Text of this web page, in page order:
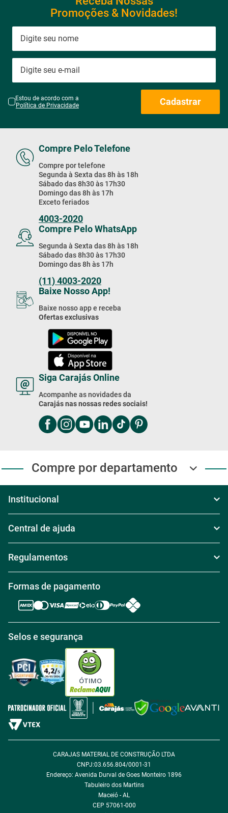
Promoções & Novidades!
Estou de acordo com a
Política de Privacidade
Cadastrar
Compre Pelo Telefone
Compre por telefone
Segunda à Sexta das 8h às 18h
Sábado das 8h30 às 17h30
Domingo das 8h às 17h
Exceto feriados
4003-2020
Compre Pelo WhatsApp
Segunda à Sexta das 8h às 18h
Sábado das 8h30 às 17h30
Domingo das 8h às 17h
(11) 4003-2020
Baixe Nosso App!
Baixe nosso app e receba
Ofertas exclusivas
Siga Carajás Online
Acompanhe as novidades da
Carajás nas nossas redes sociais!
Compre por departamento
Institucional
Televendas
Nossas Lojas
Trabalhe conosco
Central de atendimento
Central de ajuda
Política de Troca
Política de Reembolso
Política de Entrega
Política de Privacidade
Política de Cookie
Política de Desconto
Fale com encarregado de dados
Regulamentos
Regras de Desconto
Regulamento Aniversário Premiado
Formas de pagamento
Selos e segurança
ÓTIMO
CARAJAS MATERIAL DE CONSTRUÇÃO LTDA
CNPJ:03.656.804/0001-31
Endereço: Avenida Durval de Goes Monteiro 1896
Tabuleiro dos Martins
Maceió - AL
CEP 57061-000